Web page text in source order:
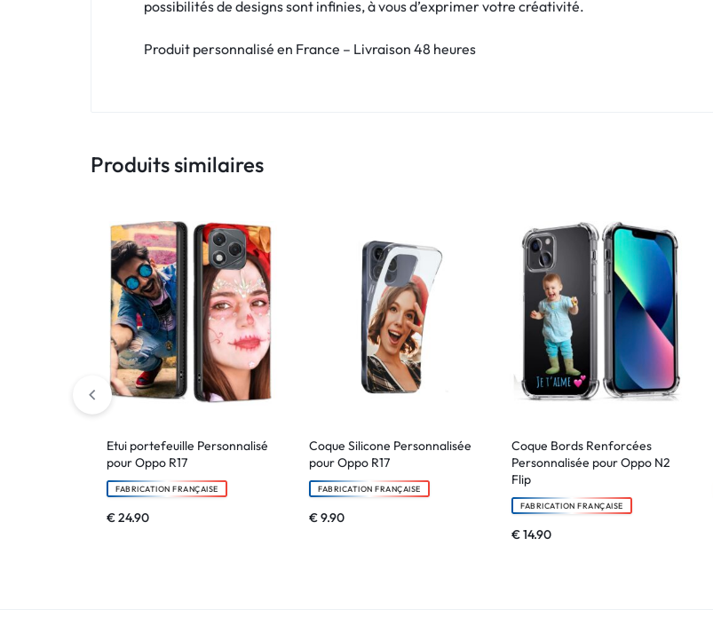
possibilités de designs sont infinies, à vous d’exprimer votre créativité.
Produit personnalisé en France – Livraison 48 heures
Produits similaires
Etui portefeuille Personnalisé
pour Oppo R17
FABRICATION FRANÇAISE
€24.90
Coque Silicone Personnalisée
pour Oppo R17
FABRICATION FRANÇAISE
€9.90
Coque Bords Renforcées
Personnalisée pour Oppo N2
Flip
FABRICATION FRANÇAISE
€14.90